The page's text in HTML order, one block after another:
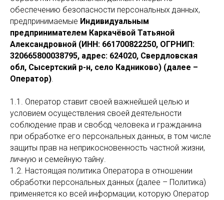
обеспечению безопасности персональных данных,
предпринимаемые Индивидуальным
предпринимателем Каркачёвой Татьяной
Александровной (ИНН: 661700822250, ОГРНИП:
320665800038795, адрес: 624020, Свердловская
обл, Сысертский р-н, село Кадниково) (далее –
Оператор).
1.1. Оператор ставит своей важнейшей целью и
условием осуществления своей деятельности
соблюдение прав и свобод человека и гражданина
при обработке его персональных данных, в том числе
защиты прав на неприкосновенность частной жизни,
личную и семейную тайну.
1.2. Настоящая политика Оператора в отношении
обработки персональных данных (далее – Политика)
применяется ко всей информации, которую Оператор